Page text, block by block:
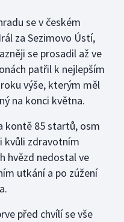
se v českém
za Sezimovo Ústí,
se prosadil až ve
patřil k nejlepším
výše, kterým měl
na konci května.
kontě 85 startů, osm
kvůli zdravotním
hvězd nedostal ve
utkání a po zúžení
před chvílí se vše